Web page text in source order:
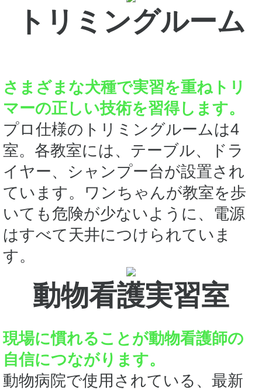
トリミングルーム
さまざまな犬種で実習を重ねトリ
マーの正しい技術を習得します。
プロ仕様のトリミングルームは4
室。各教室には、テーブル、ドラ
イヤー、シャンプー台が設置され
ています。ワンちゃんが教室を歩
いても危険が少ないように、電源
はすべて天井につけられていま
す。
動物看護実習室
現場に慣れることが動物看護師の
自信につながります。
動物病院で使用されている、最新